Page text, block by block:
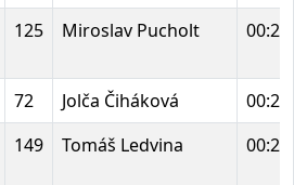
125 Miroslav Pucholt
72 Jolča Čiháková
149 Tomáš Ledvina